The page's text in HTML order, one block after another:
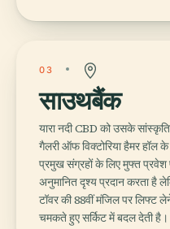
03
साउथबैंक
यारा नदी CBD को उसके
गैलरी ऑफ विक्टोरिया हैमर हॉल
प्रमुख संग्रहों के लिए मुफ्त प्रवेश
अनुमानित दृश्य प्रदान करता है
टॉवर की 88वीं मंजिल पर लिफ्ट
चमकते हुए सर्किट में बदल देती है।